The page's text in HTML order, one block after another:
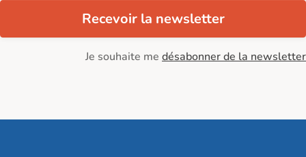
Recevoir la newsletter
Je souhaite me désabonner de la newsletter